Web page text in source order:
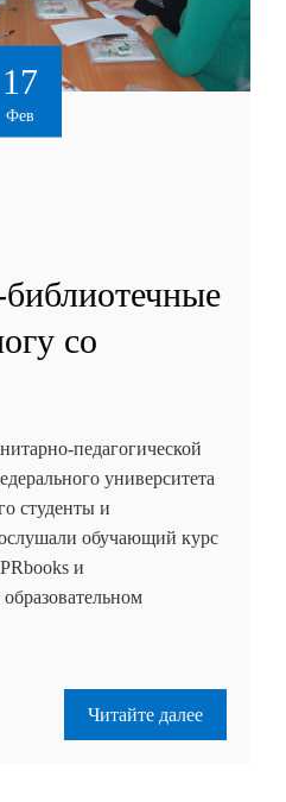
17
Фев
со
педагогической
университета
студенты и
обучающий курс
и
Читайте далее